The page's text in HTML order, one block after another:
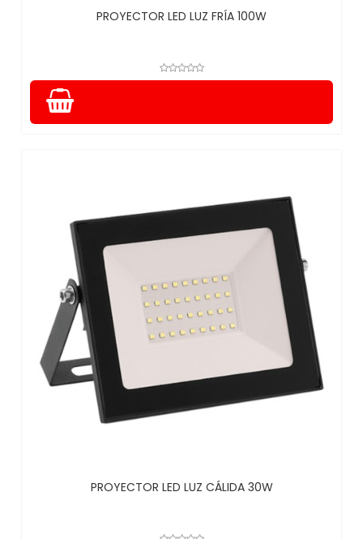
PROYECTOR LED LUZ FRÍA 100W
PROYECTOR LED LUZ CÁLIDA 30W